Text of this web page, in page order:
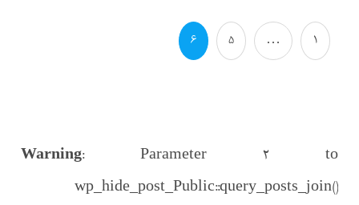
1
…
5
6
Warning: Parameter 2 to
wp_hide_post_Public::query_posts_join()